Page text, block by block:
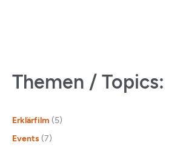
Themen / Topics:
Erklärfilm (5)
Events (7)